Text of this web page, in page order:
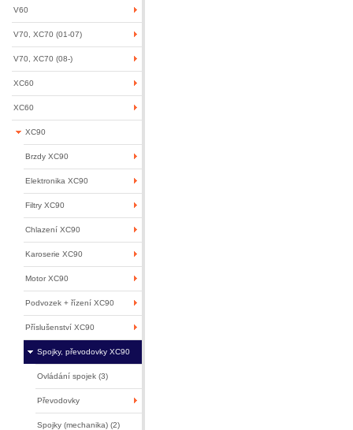
V60
V70, XC70 (01-07)
V70, XC70 (08-)
XC60
XC60
XC90
Brzdy XC90
Elektronika XC90
Filtry XC90
Chlazení XC90
Karoserie XC90
Motor XC90
Podvozek + řízení XC90
Příslušenství XC90
Spojky, převodovky XC90
Ovládání spojek (3)
Převodovky
Spojky (mechanika) (2)